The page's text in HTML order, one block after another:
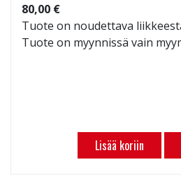
80,00 €
Tuote on noudettava
Tuote on myynnissä vain
Lisää koriin